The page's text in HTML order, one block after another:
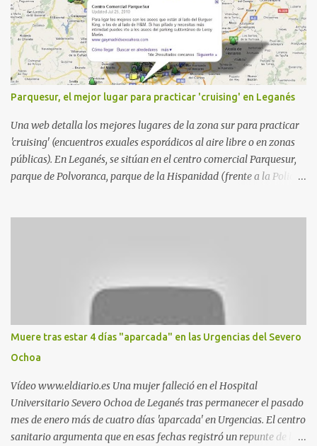
Parquesur, el mejor lugar para practicar 'cruising' en Leganés
Una web detalla los mejores lugares de la zona sur para practicar
'cruising' (encuentros exuales esporádicos al aire libre o en zonas
públicas). En Leganés, se sitúan en el centro comercial Parquesur,
parque de Polvoranca, parque de la Hispanidad (frente a la Policía
estadio municipal de Butarque) y caminos entre el estadio y Plaza
Nueva. Otro lugar: Escombrera de Polvoranca, entre Leganés y
Móstoles También en el parque de la Hispanidad, situado frente a
la Policía Local de Leganés de la calle Chile, 1, y junto al
cementerio de Butarque". Más información
Muere tras estar 4 días "aparcada" en las Urgencias del Severo
Ochoa
Vídeo www.eldiario.es Una mujer falleció en el Hospital
Universitario Severo Ochoa de Leganés tras permanecer el pasado
mes de enero más de cuatro días 'aparcada' en Urgencias. El centro
sanitario argumenta que en esas fechas registró un repunte de las